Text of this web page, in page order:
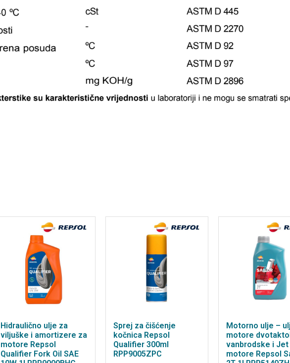
Hidraulično ulje za
viljuške i amortizere za
motore Repsol
Qualifier Fork Oil SAE
Sprej za čišćenje
kočnica Repsol
Qualifier 300ml
RPP9005ZPC
Motorno ulje –
motore
vanbrodske i Jet
motore Repsol